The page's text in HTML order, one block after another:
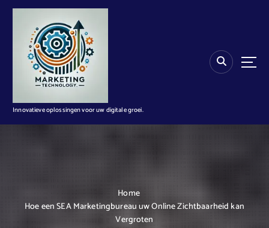
n
Innovatieve oplossingen voor uw digitale groei.
Home
Hoe een SEA Marketingbureau uw Online Zichtbaarheid kan
Vergroten